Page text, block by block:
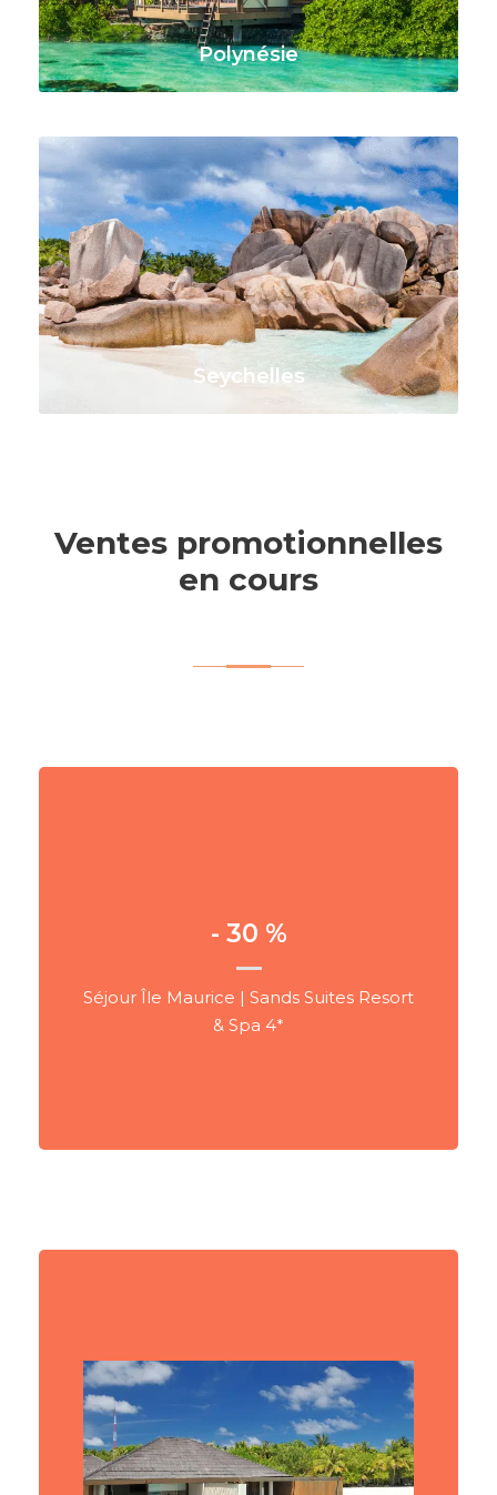
Polynésie
Seychelles
Ventes promotionnelles
en cours
- 30 %
Séjour Île Maurice | Sands Suites Resort
& Spa 4*
Jusqu'à - 30 %
Sands Suites, Ile Maurice